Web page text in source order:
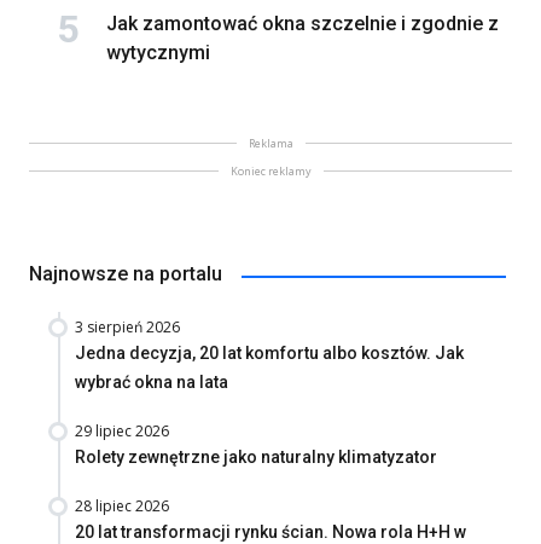
Jak zamontować okna szczelnie i zgodnie z
wytycznymi
Reklama
Koniec reklamy
Najnowsze na portalu
3 sierpień 2026
Jedna decyzja, 20 lat komfortu albo kosztów. Jak
wybrać okna na lata
29 lipiec 2026
Rolety zewnętrzne jako naturalny klimatyzator
28 lipiec 2026
20 lat transformacji rynku ścian. Nowa rola H+H w